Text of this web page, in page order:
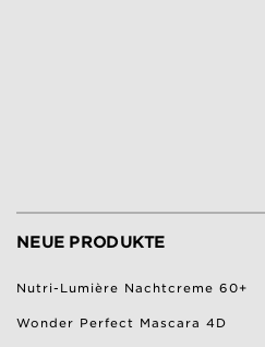
NEUE PRODUKTE
Nutri-Lumière Nachtcreme 60+
Wonder Perfect Mascara 4D